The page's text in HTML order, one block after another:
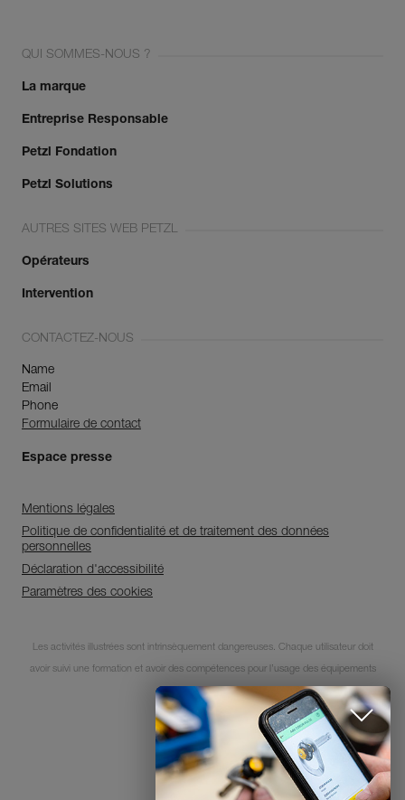
Découvrez ePPEcentre
Simplifiez le contrôle et le suivi de
votre parc d'EPI.
JE DÉCOUVRE L'APP
QUI SOMMES-NOUS ?
La marque
Entreprise Responsable
Petzl Fondation
Petzl Solutions
AUTRES SITES WEB PETZL
Opérateurs
Intervention
CONTACTEZ-NOUS
Name
Email
Phone
Formulaire de contact
Espace presse
Mentions légales
Politique de confidentialité et de traitement des données
personnelles
Déclaration d'accessibilité
Paramètres des cookies
Les activités illustrées sont intrinsèquement dangereuses. Chaque utilisateur doit
avoir suivi une formation et avoir des compétences pour l’usage des équipements
lors de ces activités.
© 1995-2026 Petzl